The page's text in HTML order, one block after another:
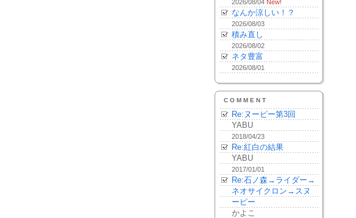
2026/08/04 New!
なんか涼しい！？
2026/08/03
積み直し
2026/08/02
ネタ豊富
2026/08/01
COMMENT
Re:ヌーピー第3回
YABU
2018/04/23
Re:紅白の結果
YABU
2017/01/01
Re:石ノ森→ライダー→
ネオサイクロン→スヌ
ーピー
かよこ